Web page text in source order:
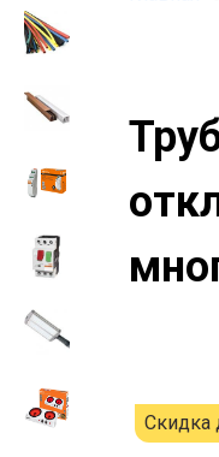
Скидка